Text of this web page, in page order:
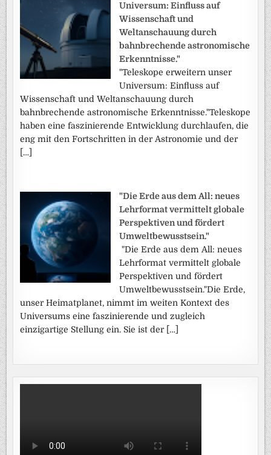
Universum: Einfluss auf
Wissenschaft und
Weltanschauung durch
bahnbrechende astronomische
Erkenntnisse."
"Teleskope erweitern unser
Universum: Einfluss auf
Wissenschaft und Weltanschauung durch
bahnbrechende astronomische Erkenntnisse."Teleskope
haben eine faszinierende Entwicklung durchlaufen, die
eng mit den Fortschritten in der Astronomie und der
[…]
"Die Erde aus dem All: neues
Lehrformat vermittelt globale
Perspektiven und fördert
Umweltbewusstsein."
"Die Erde aus dem All: neues
Lehrformat vermittelt globale
Perspektiven und fördert
Umweltbewusstsein."Die Erde,
unser Heimatplanet, nimmt im weiten Kontext des
Universums eine faszinierende und zugleich
einzigartige Stellung ein. Sie ist der […]